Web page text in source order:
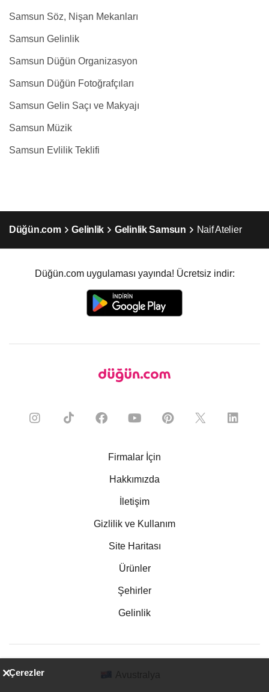
Samsun Söz, Nişan Mekanları
Samsun Gelinlik
Samsun Düğün Organizasyon
Samsun Düğün Fotoğrafçıları
Samsun Gelin Saçı ve Makyajı
Samsun Müzik
Samsun Evlilik Teklifi
Düğün.com Gelinlik Gelinlik Samsun Naif Atelier
Düğün.com uygulaması yayında! Ücretsiz indir:
Firmalar İçin
Hakkımızda
İletişim
Gizlilik ve Kullanım
Site Haritası
Ürünler
Şehirler
Gelinlik
Çerezler